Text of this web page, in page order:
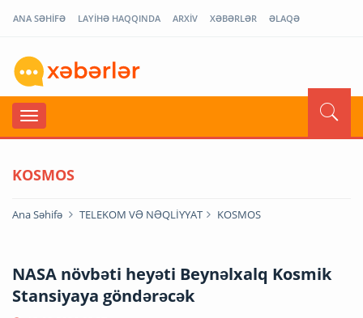
ANA SƏHİFƏ LAYİHƏ HAQQINDA ARXİV XƏBƏRLƏR ƏLAQƏ
KOSMOS
Ana Səhifə TELEKOM VƏ NƏQLİYYAT KOSMOS
NASA növbəti heyəti Beynəlxalq Kosmik
Stansiyaya göndərəcək